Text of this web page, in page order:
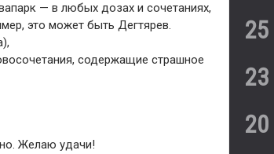
— в любых дозах и сочетаниях,
это может быть Дегтярев.
содержащие страшное
Желаю удачи!
25
23
20